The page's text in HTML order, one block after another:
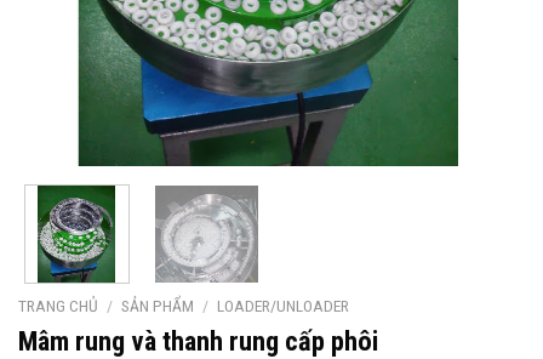
TRANG CHỦ / SẢN PHẨM / LOADER/UNLOADER
Mâm rung và thanh rung cấp phôi